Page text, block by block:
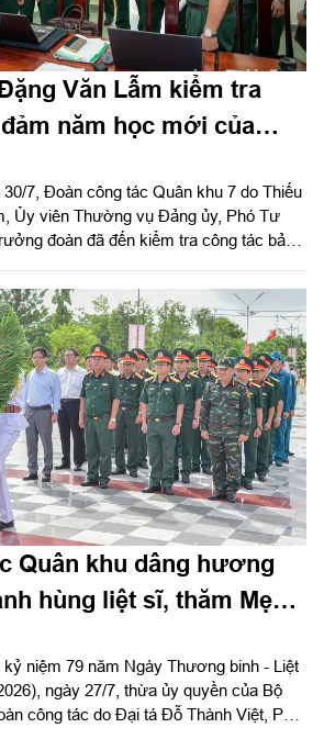
Văn Lẫm kiểm tra
năm học mới của
quân miền Nam
7, Đoàn công tác Quân khu 7 do Thiếu
Ủy viên Thường vụ Đảng ủy, Phó Tư
đoàn đã đến kiểm tra công tác bảo
Quân khu dâng hương
hùng liệt sĩ, thăm Mẹ
hùng tại tỉnh Lâm Đồng
kỷ niệm 79 năm Ngày Thương binh - Liệt
7, thừa ủy quyền của Bộ
công tác do Đại tá Đỗ Thành Việt, Phó